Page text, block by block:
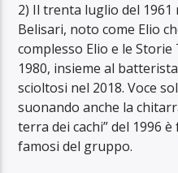
2) Il trenta luglio del 1961
Belisari, noto come Elio
complesso Elio e le
1980, insieme al
scioltosi nel 2018. Voce
suonando anche la
terra dei cachi” del 1996
famosi del gruppo.